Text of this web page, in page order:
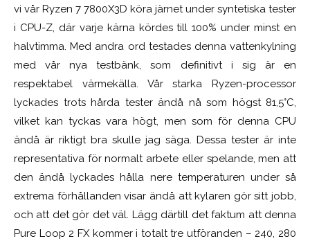
vi vår Ryzen 7 7800X3D köra järnet under syntetiska tester
i CPU-Z, där varje kärna kördes till 100% under minst en
halvtimma. Med andra ord testades denna vattenkylning
med vår nya testbänk, som definitivt i sig är en
respektabel värmekälla. Vår starka Ryzen-processor
lyckades trots hårda tester ändå nå som högst 81,5°C,
vilket kan tyckas vara högt, men som för denna CPU
ändå är riktigt bra skulle jag säga. Dessa tester är inte
representativa för normalt arbete eller spelande, men att
den ändå lyckades hålla nere temperaturen under så
extrema förhållanden visar ändå att kylaren gör sitt jobb,
och att det gör det väl. Lägg därtill det faktum att denna
Pure Loop 2 FX kommer i totalt tre utföranden – 240, 280